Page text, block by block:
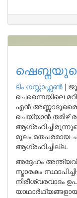
ടിം ഗസ്റ്റാഫ്സണ്‍ |
ചെന്നൈയിലെ
എൻ
ചെയ്യാൻ തമിഴ്
മൂലം മതപരമായ
ആഗ്രഹിച്ചില്ല.
അദ്ദേഹം
സ്മാരകം
നിരീശ്വരവാദം